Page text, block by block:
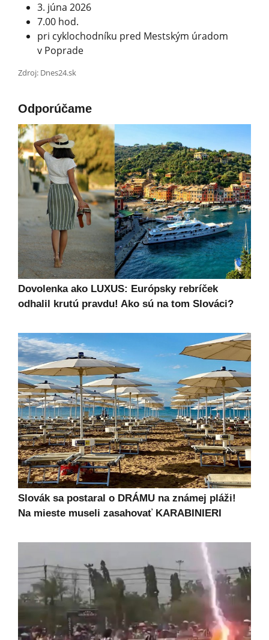
3. júna 2026
7.00 hod.
pri cyklochodníku pred Mestským úradom
v Poprade
Zdroj: Dnes24.sk
Odporúčame
Dovolenka ako LUXUS: Európsky rebríček
odhalil krutú pravdu! Ako sú na tom Slováci?
Slovák sa postaral o DRÁMU na známej pláži!
Na mieste museli zasahovať KARABINIERI